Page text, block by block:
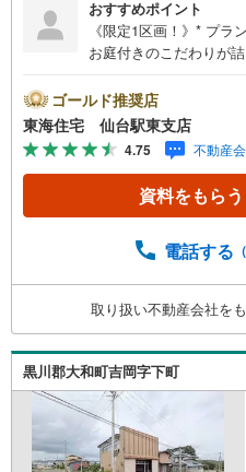
おすすめポイント
《限定1区画！》* プラ
お庭付きのこだわりが
継承の相談可） 泉中央
物件のご提案・ご案内
渡条件:現況渡し 月極駐
渡し（賃貸借契約継承
込み有（20mm）・下
条件無土地のため、お
などを選ぶことができ
台小学校:徒歩6分・住
台西四丁目店:徒歩8分
合わせについて ・当日
さい ・ご来店・メール
ゴールド推奨店
東海住宅 仙台駅東支店
4.75 不動産
資料をもらう
電話する
取り扱い不動産会社を
黒川郡大和町吉岡字下町